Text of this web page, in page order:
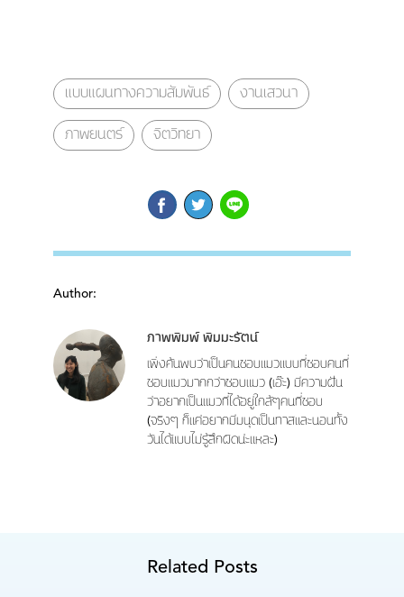
แบบแผนทางความสัมพันธ์ งานเสวนา
ภาพยนตร์ จิตวิทยา
Author:
ภาพพิมพ์ พิมมะรัตน์
เพิ่งค้นพบว่าเป็นคนชอบแมวแบบที่ชอบคนที่
ชอบแมวมากกว่าชอบแมว (เอ๊ะ) มีความฝัน
ว่าอยากเป็นแมวที่ได้อยู่ใกล้ๆคนที่ชอบ
(จริงๆ ก็แค่อยากมีมนุดเป็นทาสและนอนทั้ง
วันได้แบบไม่รู้สึกผิดน่ะแหละ)
Related Posts